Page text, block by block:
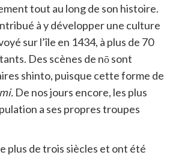
tout au long de son histoire.
à y développer une culture
sur l’île en 1434, à plus de 70
Des scènes de nō sont
shinto, puisque cette forme de
De nos jours encore, les plus
a ses propres troupes
plus de trois siècles et ont été